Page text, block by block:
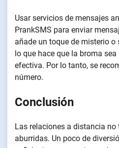
Usar servicios de mensajes
PrankSMS para enviar
añade un toque de misterio o
lo que hace que la broma
efectiva. Por lo tanto, se
número.
Conclusión
Las relaciones a distancia no
aburridas. Un poco de